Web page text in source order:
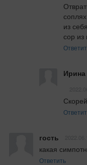
из
сор из
Ирина
гость
какая
Ответить